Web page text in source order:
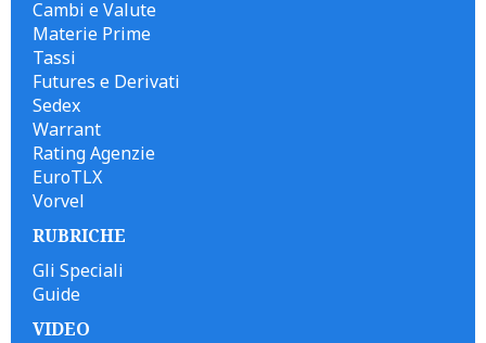
Cambi e Valute
Materie Prime
Tassi
Futures e Derivati
Sedex
Warrant
Rating Agenzie
EuroTLX
Vorvel
RUBRICHE
Gli Speciali
Guide
VIDEO